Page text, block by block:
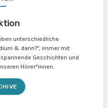
unterschiedliche
& dann?", immer mit
Geschichten und
Hörer*innen.